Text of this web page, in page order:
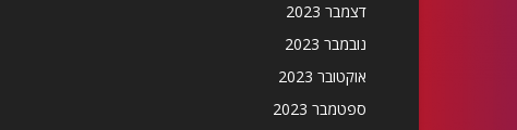
דצמבר 2023
נובמבר 2023
אוקטובר 2023
ספטמבר 2023